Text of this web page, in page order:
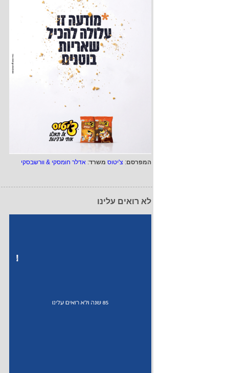
המפרסם: צ'יטוס משרד: אדלר חומסקי & וורשבסקי
לא רואים עלינו